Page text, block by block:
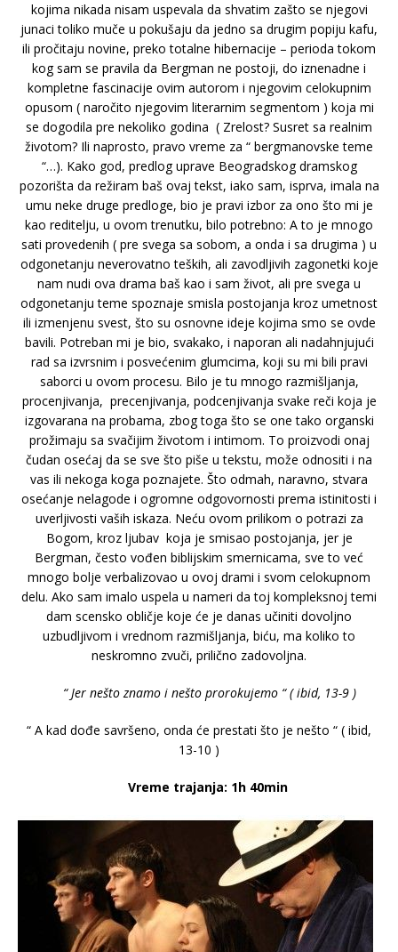
kojima nikada nisam uspevala da shvatim zašto se njegovi
junaci toliko muče u pokušaju da jedno sa drugim popiju kafu,
ili pročitaju novine, preko totalne hibernacije – perioda tokom
kog sam se pravila da Bergman ne postoji, do iznenadne i
kompletne fascinacije ovim autorom i njegovim celokupnim
opusom ( naročito njegovim literarnim segmentom ) koja mi
se dogodila pre nekoliko godina ( Zrelost? Susret sa realnim
životom? Ili naprosto, pravo vreme za “ bergmanovske teme
“…). Kako god, predlog uprave Beogradskog dramskog
pozorišta da režiram baš ovaj tekst, iako sam, isprva, imala na
umu neke druge predloge, bio je pravi izbor za ono što mi je
kao reditelju, u ovom trenutku, bilo potrebno: A to je mnogo
sati provedenih ( pre svega sa sobom, a onda i sa drugima ) u
odgonetanju neverovatno teških, ali zavodljivih zagonetki koje
nam nudi ova drama baš kao i sam život, ali pre svega u
odgonetanju teme spoznaje smisla postojanja kroz umetnost
ili izmenjenu svest, što su osnovne ideje kojima smo se ovde
bavili. Potreban mi je bio, svakako, i naporan ali nadahnjujući
rad sa izvrsnim i posvećenim glumcima, koji su mi bili pravi
saborci u ovom procesu. Bilo je tu mnogo razmišljanja,
procenjivanja, precenjivanja, podcenjivanja svake reči koja je
izgovarana na probama, zbog toga što se one tako organski
prožimaju sa svačijim životom i intimom. To proizvodi onaj
čudan osećaj da se sve što piše u tekstu, može odnositi i na
vas ili nekoga koga poznajete. Što odmah, naravno, stvara
osećanje nelagode i ogromne odgovornosti prema istinitosti i
uverljivosti vaših iskaza. Neću ovom prilikom o potrazi za
Bogom, kroz ljubav koja je smisao postojanja, jer je
Bergman, često vođen biblijskim smernicama, sve to već
mnogo bolje verbalizovao u ovoj drami i svom celokupnom
delu. Ako sam imalo uspela u nameri da toj kompleksnoj temi
dam scensko obličje koje će je danas učiniti dovoljno
uzbudljivom i vrednom razmišljanja, biću, ma koliko to
neskromno zvuči, prilično zadovoljna.
“ Jer nešto znamo i nešto prorokujemo “ ( ibid, 13-9 )
“ A kad dođe savršeno, onda će prestati što je nešto “ ( ibid,
13-10 )
Vreme trajanja: 1h 40min